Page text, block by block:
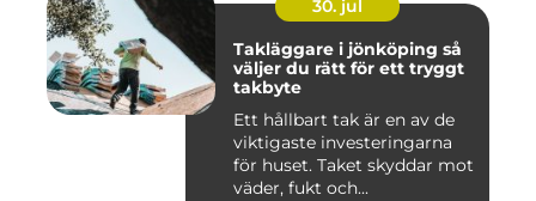
30. jul
Takläggare i jönköping så
väljer du rätt för ett tryggt
takbyte
Ett hållbart tak är en av de
viktigaste investeringarna
för huset. Taket skyddar mot
väder, fukt och...